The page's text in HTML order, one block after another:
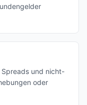
Spreads und nicht-
oder